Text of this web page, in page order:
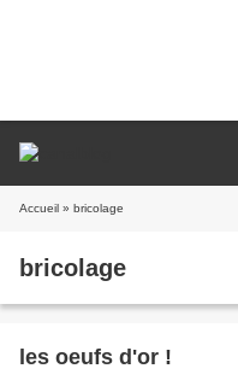
Accueil » bricolage
bricolage
les oeufs d'or !